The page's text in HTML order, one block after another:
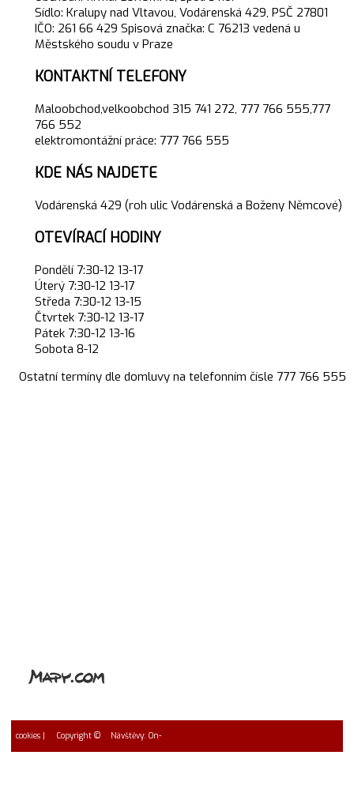
Sídlo: Kralupy nad Vltavou, Vodárenská 429, PSČ 27801
IČO: 261 66 429 Spisová značka: C 76213 vedená u
Městského soudu v Praze
KONTAKTNÍ TELEFONY
Maloobchod,velkoobchod 315 741 272, 777 766 555,777
766 552
elektromontážní práce: 777 766 555
KDE NÁS NAJDETE
Vodárenská 429 (roh ulic Vodárenská a Boženy Němcové)
OTEVÍRACÍ HODINY
Pondělí 7:30-12 13-17
Úterý 7:30-12 13-17
Středa 7:30-12 13-15
Čtvrtek 7:30-12 13-17
Pátek 7:30-12 13-16
Sobota 8-12
Ostatní termíny dle domluvy na telefonním čísle 777 766 555
cookies | Copyright © Návštěvy: On-